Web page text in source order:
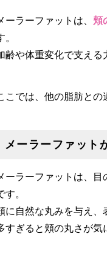
ーラーファットは、 頬
。
齢や体重変化で支える
こでは、他の脂肪との
メーラーファット
ーラーファットは、目
す。
に自然な丸みを与え、
すぎると頬の丸さが気